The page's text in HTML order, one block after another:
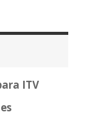
357,07€
ITV